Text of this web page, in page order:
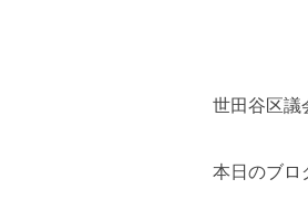
世田谷区議
本日のブロ